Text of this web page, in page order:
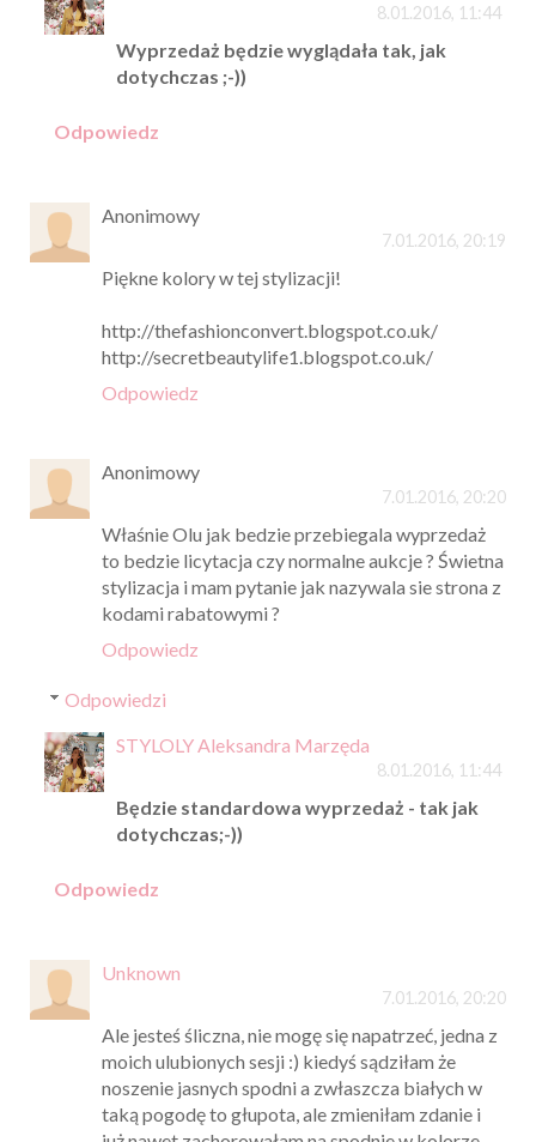
8.01.2016, 11:44
Wyprzedaż będzie wyglądała tak, jak
dotychczas ;-))
Odpowiedz
Anonimowy
7.01.2016, 20:19
Piękne kolory w tej stylizacji!
http://thefashionconvert.blogspot.co.uk/
http://secretbeautylife1.blogspot.co.uk/
Odpowiedz
Anonimowy
7.01.2016, 20:20
Właśnie Olu jak bedzie przebiegala wyprzedaż
to bedzie licytacja czy normalne aukcje ? Świetna
stylizacja i mam pytanie jak nazywala sie strona z
kodami rabatowymi ?
Odpowiedz
Odpowiedzi
STYLOLY Aleksandra Marzęda
8.01.2016, 11:44
Będzie standardowa wyprzedaż - tak jak
dotychczas;-))
Odpowiedz
Unknown
7.01.2016, 20:20
Ale jesteś śliczna, nie mogę się napatrzeć, jedna z
moich ulubionych sesji :) kiedyś sądziłam że
noszenie jasnych spodni a zwłaszcza białych w
taką pogodę to głupota, ale zmieniłam zdanie i